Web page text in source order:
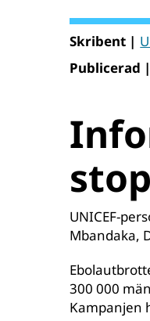
Skribent |
Publicerad |
UNICEF-
Mbandaka,
300 000
Kampanjen